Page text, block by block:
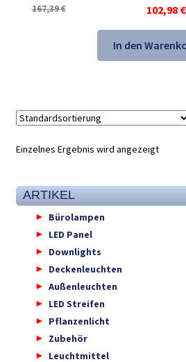
167,39€
Preis
war:
167,39 €
102,98 €
In den
Einzelnes Ergebnis wird angezeigt
ARTIKEL
Bürolampen
LED Panel
Downlights
Deckenleuchten
Außenleuchten
LED Streifen
Pflanzenlicht
Zubehör
Leuchtmittel